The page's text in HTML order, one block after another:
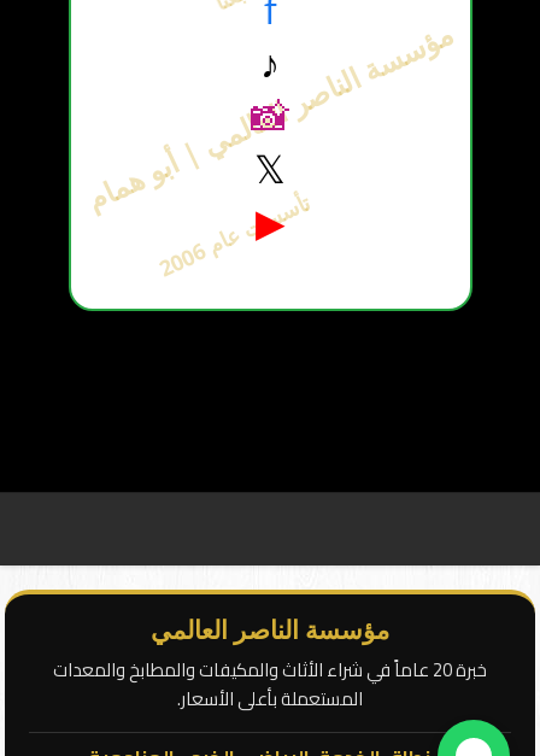
مؤسسة الناصر العالمي | أبو همام
تأ
س
س
ت
ع
ا
م
2
0
06
♪
📸
𝕏
▶
مؤسسة الناصر العالمي
خبرة 20 عاماً في شراء الأثاث والمكيفات والمطابخ والمعدات
المستعملة بأعلى الأسعار.